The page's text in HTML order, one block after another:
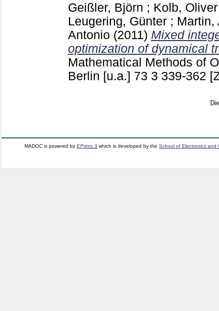
Geißler, Björn ; Kolb, Oliver
Leugering, Günter ; Martin,
Antonio (2011) Mixed
optimization of dynamical
Mathematical Methods of
Berlin [u.a.] 73 3 339-362
MADOC is powered byEPrints 3 which is developed by theSchool of Electronics and